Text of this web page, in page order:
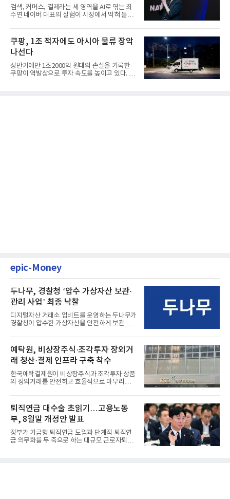
검색, 커머스, 결제라는 세 영역을 AI로 엮는 최
수연 네이버 대표의 실험이 시장에서 먹혀 들어
쿠팡, 1조 적자에도 아시아 물류 장악
나선다
상반기에만 1조2000억 원대의 손실을 기록한
쿠팡이 역발상으로 투자 속도를 높이고 있다. 이
epic-Money
두나무, 경찰청 ‘압수 가상자산 보관·
관리 사업’ 최종 낙찰
디지털자산 거래소 업비트를 운영하는 두나무가
경찰청이 압수한 가상자산을 안전하게 보관·관
예탁원, 비상장주식·조각투자 장외거
래 청산·결제 인프라 구축 착수
한국예탁결제원이 비상장주식과 조각투자 상품
의 장외거래를 안전하고 효율적으로 마무리하기
퇴직연금 대수술 초읽기…고용노동
부, 8월말 개정안 발표
정부가 기금형 퇴직연금 도입과 단계적 퇴직연
금 의무화를 두 축으로 하는 대규모 근로자퇴직